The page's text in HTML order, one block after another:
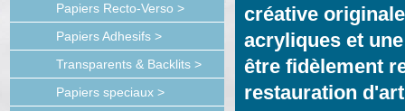
Papiers Recto-Verso >
Papiers Adhesifs >
Transparents & Backlits >
Papiers speciaux >
créative
acryliques et
être fidèlement
restauration